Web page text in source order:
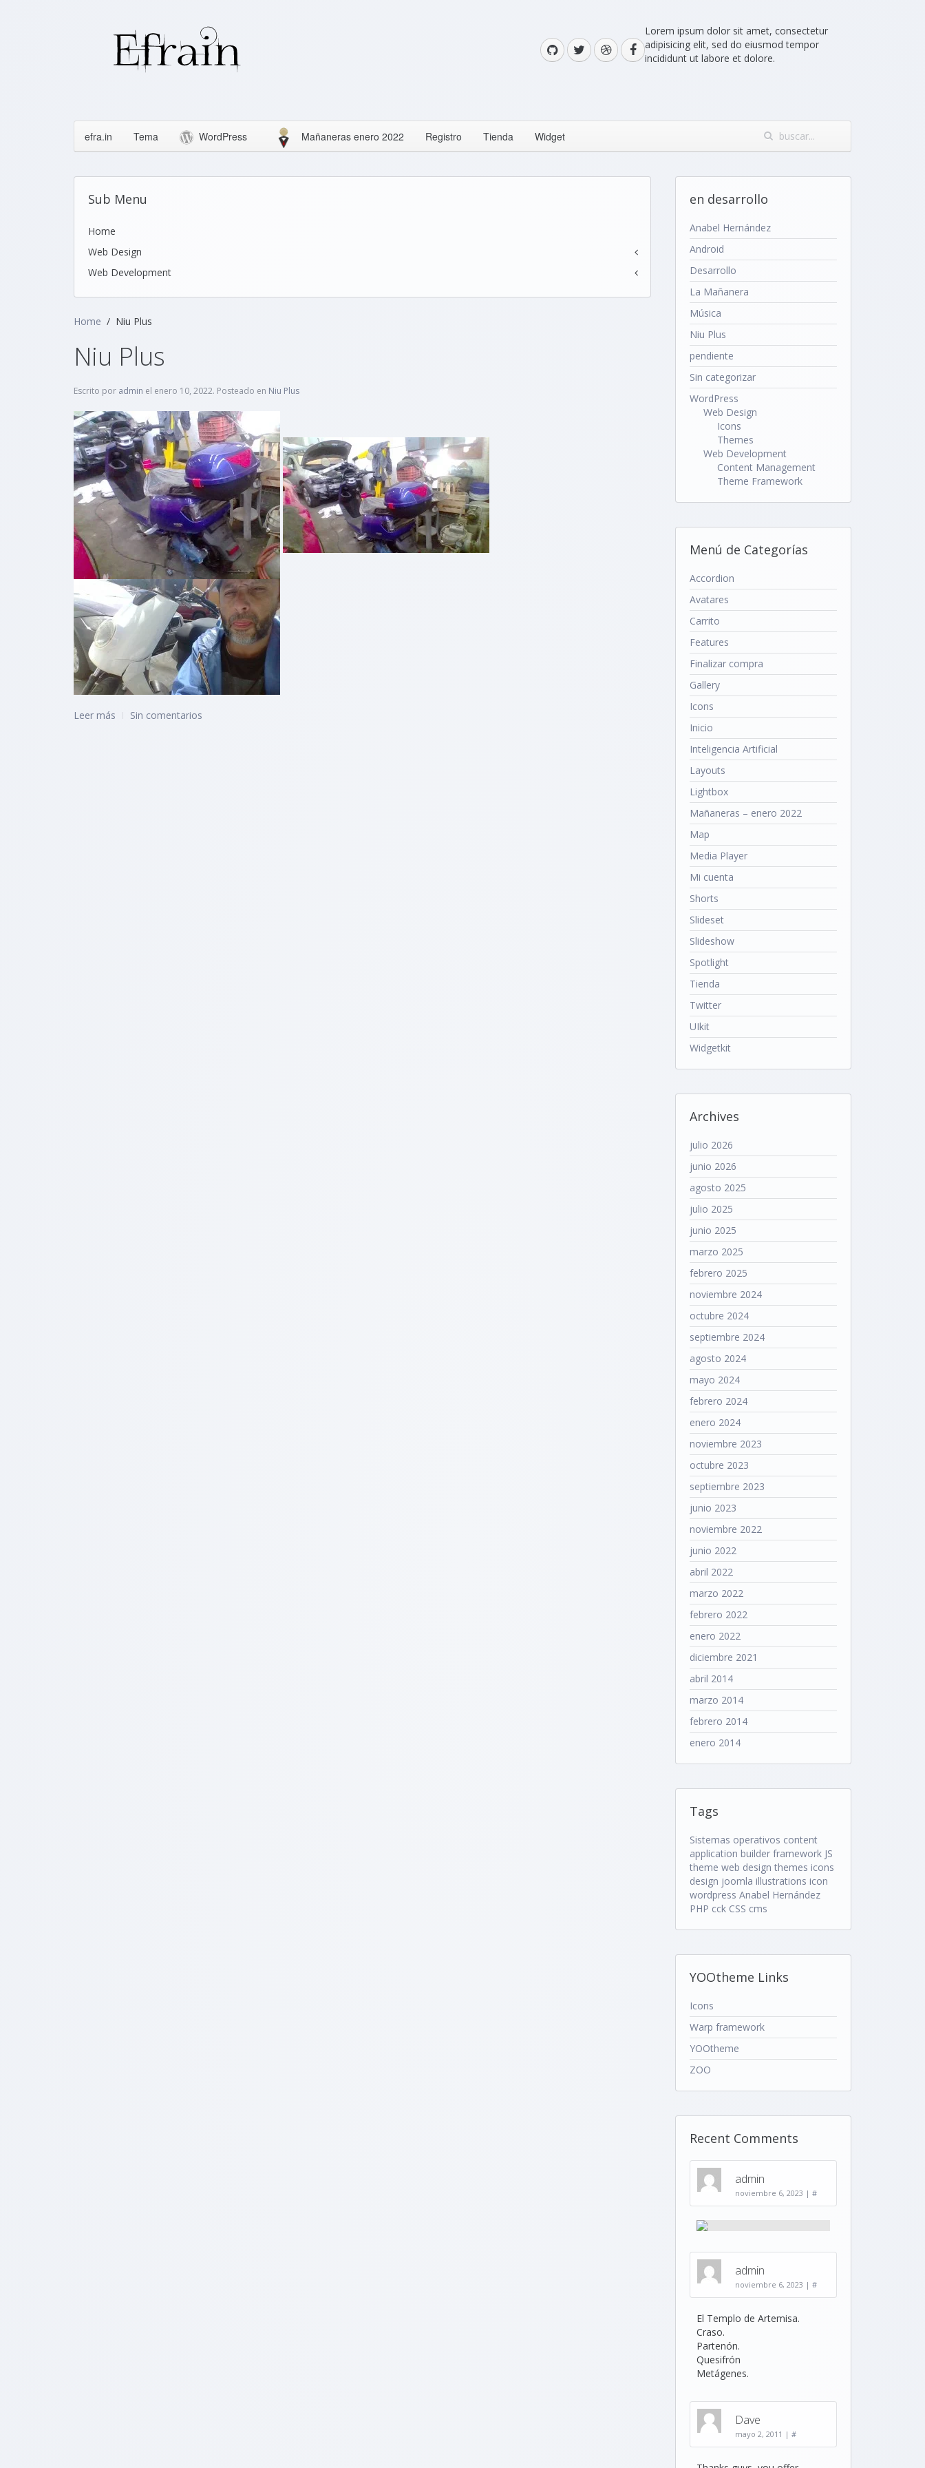
Lorem ipsum dolor sit amet, consectetur
adipisicing elit, sed do eiusmod tempor
incididunt ut labore et dolore.
efra.in Tema WordPress Mañaneras enero 2022 Registro Tienda Widget
Sub Menu
Home
Web Design
Icons
Web Development
Theme Framework
Home Niu Plus
Niu Plus
Escrito por admin el enero 10, 2022. Posteado en Niu Plus
Leer más Sin comentarios
en desarrollo
Anabel Hernández
Android
Desarrollo
La Mañanera
Música
Niu Plus
pendiente
Sin categorizar
WordPress
Web Design
Icons
Themes
Web Development
Content Management
Theme Framework
Menú de Categorías
Accordion
Avatares
Carrito
Features
Finalizar compra
Gallery
Icons
Inicio
Inteligencia Artificial
Layouts
Lightbox
Mañaneras – enero 2022
Map
Media Player
Mi cuenta
Shorts
Slideset
Slideshow
Spotlight
Tienda
Twitter
UIkit
Widgetkit
Archives
julio 2026
junio 2026
agosto 2025
julio 2025
junio 2025
marzo 2025
febrero 2025
noviembre 2024
octubre 2024
septiembre 2024
agosto 2024
mayo 2024
febrero 2024
enero 2024
noviembre 2023
octubre 2023
septiembre 2023
junio 2023
noviembre 2022
junio 2022
abril 2022
marzo 2022
febrero 2022
enero 2022
diciembre 2021
abril 2014
marzo 2014
febrero 2014
enero 2014
Tags
Sistemas operativos content
application builder framework JS
theme web design themes icons
design joomla illustrations icon
wordpress Anabel Hernández
PHP cck CSS cms
YOOtheme Links
Icons
Warp framework
YOOtheme
ZOO
Recent Comments
admin
noviembre 6, 2023 | #
admin
noviembre 6, 2023 | #
El Templo de Artemisa.
Craso.
Partenón.
Quesifrón
Metágenes.
Dave
mayo 2, 2011 | #